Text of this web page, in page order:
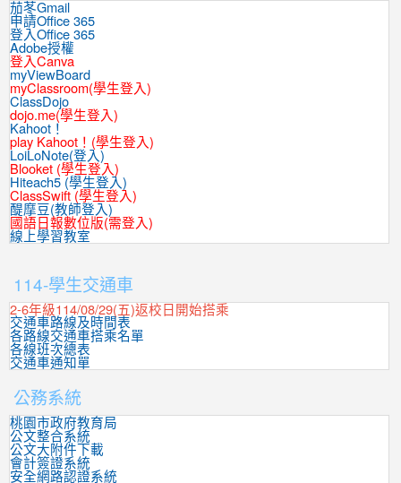
茄苳Gmail
申請Office 365
登入Office 365
Adobe授權
登入Canva
myViewBoard
myClassroom(學生登入)
ClassDojo
dojo.me(學生登入)
Kahoot！
play Kahoot！(學生登入)
LoiLoNote(登入)
Blooket (學生登入)
Hiteach5 (學生登入)
ClassSwift (學生登入)
醍摩豆(教師登入)
國語日報數位版(需登入)
線上學習教室
114-學生交通車
2-6年級114/08/29(五)返校日開始搭乘
交通車路線及時間表
各路線交通車搭乘名單
各線班次總表
交通車通知單
公務系統
桃園市政府教育局
公文整合系統
公文大附件下載
會計簽證系統
安全網路認證系統